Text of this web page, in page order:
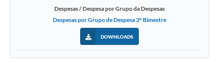
Despesas / Despesa por Grupo da Despesas
Despesas por Grupo de Despesa 3º Bimestre
DOWNLOADS